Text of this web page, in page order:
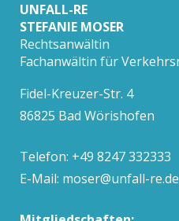
UNFALL-RE
STEFANIE MOSER
Rechtsanwältin
Fachanwältin für
Fidel-Kreuzer-Str. 4
86825 Bad Wörishofen
Telefon: +49 8247 332333
E-Mail: moser@unfall-re.de